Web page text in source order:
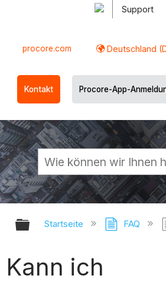
Support
procore.com Deutschland
Kontakt Procore-App-
Globale
Startseite FAQ
Kann ich